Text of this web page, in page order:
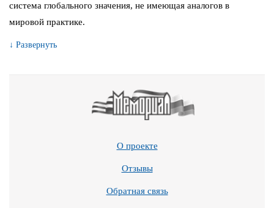
система глобального значения, не имеющая аналогов в
мировой практике.
↓ Развернуть
О проекте
Отзывы
Обратная связь